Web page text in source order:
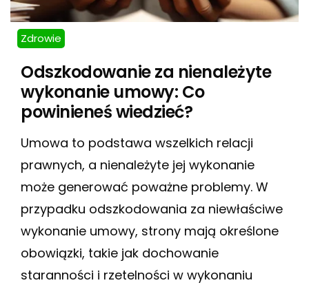
Zdrowie
Odszkodowanie za nienależyte
wykonanie umowy: Co
powinieneś wiedzieć?
Umowa to podstawa wszelkich relacji
prawnych, a nienależyte jej wykonanie
może generować poważne problemy. W
przypadku odszkodowania za niewłaściwe
wykonanie umowy, strony mają określone
obowiązki, takie jak dochowanie
staranności i rzetelności w wykonaniu